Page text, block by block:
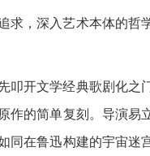
，深入艺术本体的哲
开文学经典歌剧化之
作的简单复刻。导演
在鲁迅构建的宇宙迷